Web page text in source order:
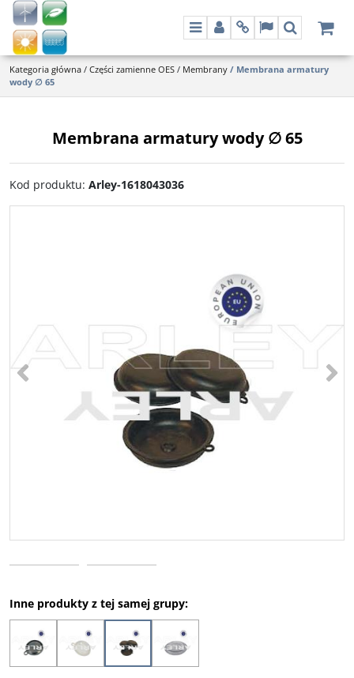
MenuPanelInfoLangSzukaj
Kategoria główna / Części zamienne OES / Membrany / Membrana armatury
wody ∅ 65
Membrana armatury wody ∅ 65
Kod produktu: Arley-1618043036
<
Inne produkty z tej samej grupy: